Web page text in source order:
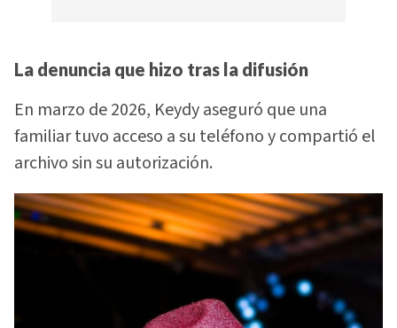
La denuncia que hizo tras la difusión
En marzo de 2026, Keydy aseguró que una
familiar tuvo acceso a su teléfono y compartió el
archivo sin su autorización.